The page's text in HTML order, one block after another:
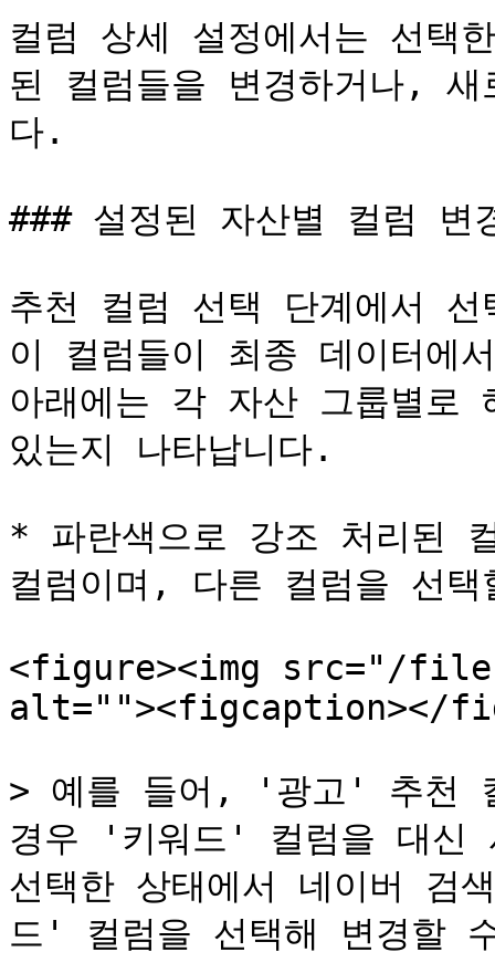
컬럼 상세 설정에서는 선택
된 컬럼들을 변경하거나,
다.
### 설정된 자산별 컬럼 변
추천 컬럼 선택 단계에서
이 컬럼들이 최종 데이터에
아래에는 각 자산 그룹별로
있는지 나타납니다.
* 파란색으로 강조 처리된
컬럼이며, 다른 컬럼을 선
<figure><img src="/files/
alt=""><figcaption></
> 예를 들어, '광고' 추천
경우 '키워드' 컬럼을 대신
선택한 상태에서 네이버 검
드' 컬럼을 선택해 변경할